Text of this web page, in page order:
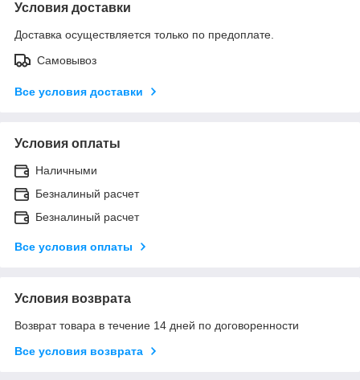
Условия доставки
Доставка осуществляется только по предоплате.
Самовывоз
Все условия доставки
Условия оплаты
Наличными
Безналиный расчет
Безналиный расчет
Все условия оплаты
Условия возврата
Возврат товара в течение 14 дней по договоренности
Все условия возврата